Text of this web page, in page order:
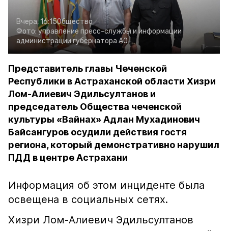
Вчера, 16:15Общество
Фото: управление пресс-службы и информации
администрации губернатора АО
Представитель главы Чеченской
Республики в Астраханской области Хизри
Лом-Алиевич Эдильсултанов и
председатель Общества чеченской
культуры «Вайнах» Адлан Мухадинович
Байсангуров осудили действия гостя
региона, который демонстративно нарушил
ПДД в центре Астрахани
Информация об этом инциденте была
освещена в социальных сетях.
Хизри Лом-Алиевич Эдильсултанов